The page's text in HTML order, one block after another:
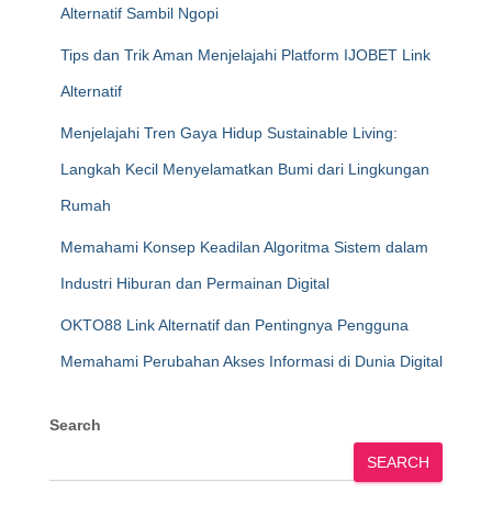
Alternatif Sambil Ngopi
Tips dan Trik Aman Menjelajahi Platform IJOBET Link
Alternatif
Menjelajahi Tren Gaya Hidup Sustainable Living:
Langkah Kecil Menyelamatkan Bumi dari Lingkungan
Rumah
Memahami Konsep Keadilan Algoritma Sistem dalam
Industri Hiburan dan Permainan Digital
OKTO88 Link Alternatif dan Pentingnya Pengguna
Memahami Perubahan Akses Informasi di Dunia Digital
Search
SEARCH